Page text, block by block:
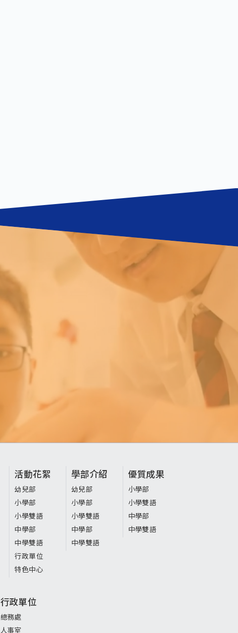
活動花絮
幼兒部
小學部
小學雙語
中學部
中學雙語
行政單位
特色中心
學部介紹
幼兒部
小學部
小學雙語
中學部
中學雙語
優質成果
小學部
小學雙語
中學部
中學雙語
行政單位
總務處
人事室